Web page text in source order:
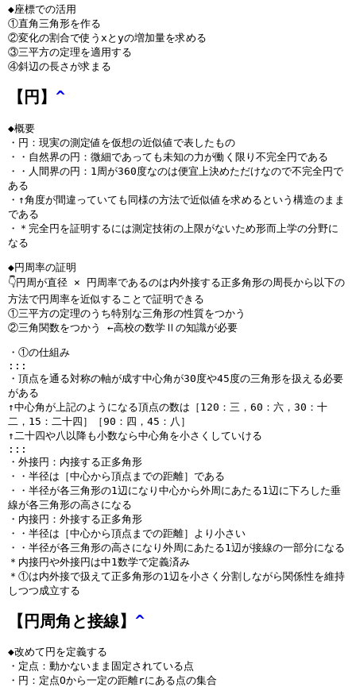
◆座標での活用
①直角三角形を作る
②変化の割合で使うxとyの増加量を求める
③三平方の定理を適用する
④斜辺の長さが求まる
【円】^
◆概要
・円：現実の測定値を仮想の近似値で表したもの
・・自然界の円：微細であっても未知の力が働く限り不完全円である
・・人間界の円：1周が360度なのは便宜上決めただけなので不完全円で
ある
・↑角度が間違っていても同様の方法で近似値を求めるという構造のまま
である
・＊完全円を証明するには測定技術の上限がないため形而上学の分野に
なる
◆円周率の証明
👇️円周が直径 × 円周率であるのは内外接する正多角形の周長から以下の
方法で円周率を近似することで証明できる
①三平方の定理のうち特別な三角形の性質をつかう
②三角関数をつかう ←高校の数学Ⅱの知識が必要
・①の仕組み
:::
・頂点を通る対称の軸が成す中心角が30度や45度の三角形を扱える必要
がある
↑中心角が上記のようになる頂点の数は［120：三，60：六，30：十
二，15：二十四］［90：四，45：八］
↑二十四や八以降も小数なら中心角を小さくしていける
:::
・外接円：内接する正多角形
・・半径は［中心から頂点までの距離］である
・・半径が各三角形の1辺になり中心から外周にあたる1辺に下ろした垂
線が各三角形の高さになる
・内接円：外接する正多角形
・・半径は［中心から頂点までの距離］より小さい
・・半径が各三角形の高さになり外周にあたる1辺が接線の一部分になる
＊内接円や外接円は中1数学で定義済み
＊①は内外接で扱えて正多角形の1辺を小さく分割しながら関係性を維持
しつつ成立する
【円周角と接線】^
◆改めて円を定義する
・定点：動かないまま固定されている点
・円：定点Oから一定の距離rにある点の集合